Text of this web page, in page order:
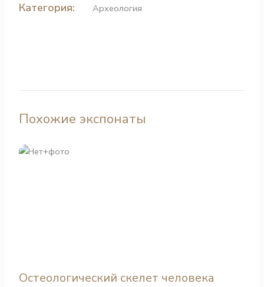
Категория: Археология
Похожие экспонаты
Остеологический скелет человека